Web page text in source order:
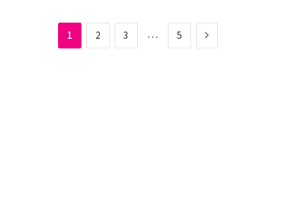
1 2 3 … 5 Next